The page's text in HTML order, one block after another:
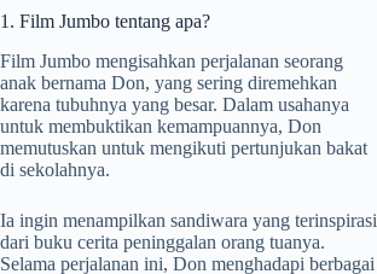
1. Film Jumbo tentang apa?
Film Jumbo mengisahkan perjalanan seorang
anak bernama Don, yang sering diremehkan
karena tubuhnya yang besar. Dalam usahanya
untuk membuktikan kemampuannya, Don
memutuskan untuk mengikuti pertunjukan bakat
di sekolahnya.
Ia ingin menampilkan sandiwara yang terinspirasi
dari buku cerita peninggalan orang tuanya.
Selama perjalanan ini, Don menghadapi berbagai